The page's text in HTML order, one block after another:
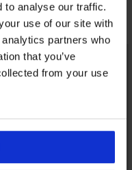
to analyse our traffic.
use of our site with
partners who
that you’ve
from your use
kúsky